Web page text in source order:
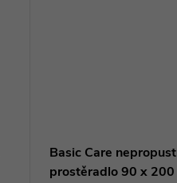
Basic Care
prostěradlo 90 x 200